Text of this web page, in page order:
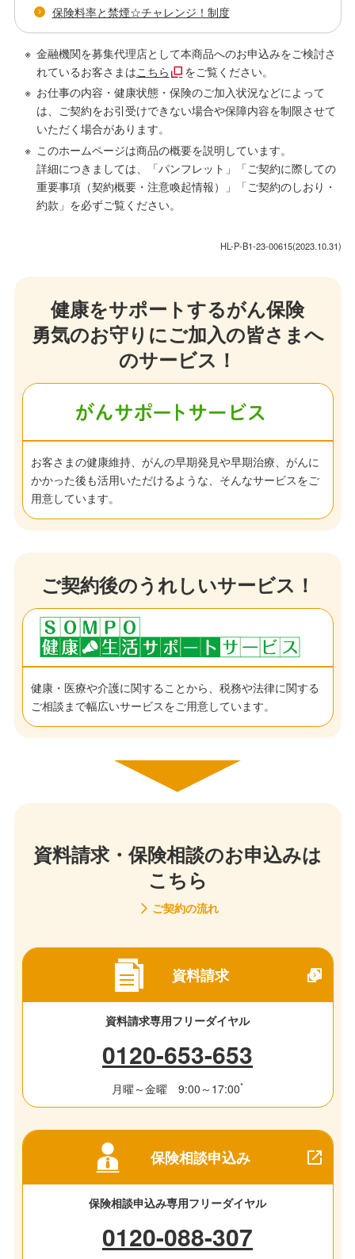
保険料率と禁煙☆チャレンジ！制度
金融機関を募集代理店として本商品へのお申込みをご検討さ
れているお客さまはこちら
をご覧ください。
お仕事の内容・健康状態・保険のご加入状況などによって
は、ご契約をお引受けできない場合や保障内容を制限させて
いただく場合があります。
このホームページは商品の概要を説明しています。
詳細につきましては、「パンフレット」「ご契約に際しての
重要事項（契約概要・注意喚起情報）」「ご契約のしおり・
約款」を必ずご覧ください。
HL-P-B1-23-00615(2023.10.31)
健康をサポートするがん保険
勇気のお守りにご加入の皆さまへ
のサービス！
お客さまの健康維持、がんの早期発見や早期治療、がんに
かかった後も活用いただけるような、そんなサービスをご
用意しています。
ご契約後のうれしいサービス！
健康・医療や介護に関することから、税務や法律に関する
ご相談まで幅広いサービスをご用意しています。
資料請求・保険相談のお申込みは
こちら
ご契約の流れ
資料請求
資料請求専用フリーダイヤル
0120-653-653
月曜～金曜 9:00～17:00*
保険相談申込み
保険相談申込み専用フリーダイヤル
0120-088-307